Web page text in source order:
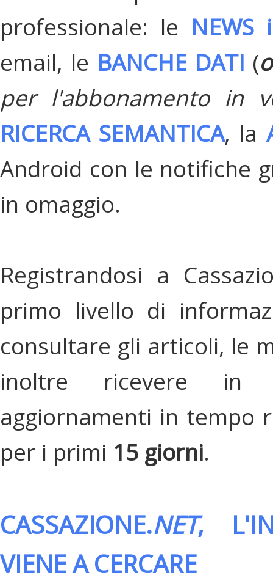
professionale: le
email, le BANCHE DATI (
per l'abbonamento in
RICERCA SEMANTICA, la
Android con le notifiche
in omaggio.
Registrandosi a
primo livello di
consultare gli articoli, le
inoltre ricevere in
aggiornamenti in tempo
per i primi 15 giorni.
CASSAZIONE.NET,
VIENE A CERCARE